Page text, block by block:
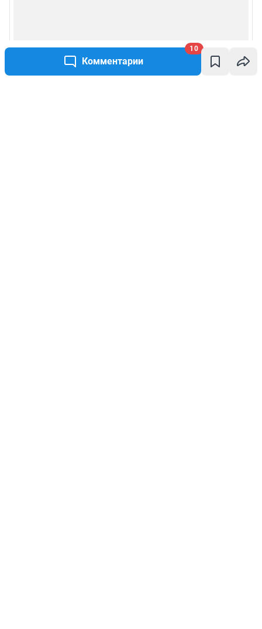
Комментарии
10